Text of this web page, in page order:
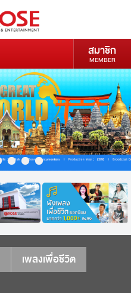
สมาชิก
MEMBER
เพลงเพื่อชีวิต